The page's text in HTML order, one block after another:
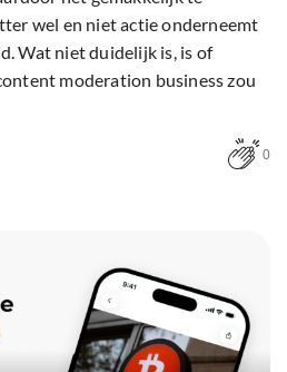
wel en niet actie onderneemt
Wat niet duidelijk is, is of
moderation business zou
0